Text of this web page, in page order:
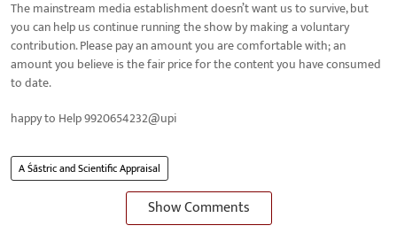
The mainstream media establishment doesn’t want us to survive, but
you can help us continue running the show by making a voluntary
contribution. Please pay an amount you are comfortable with; an
amount you believe is the fair price for the content you have consumed
to date.
happy to Help 9920654232@upi
A Śāstric and Scientific Appraisal
Show Comments